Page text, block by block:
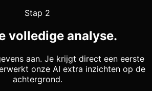
Stap 2
volledige analyse.
aan. Je krijgt direct een eerste
onze AI extra inzichten op de
achtergrond.